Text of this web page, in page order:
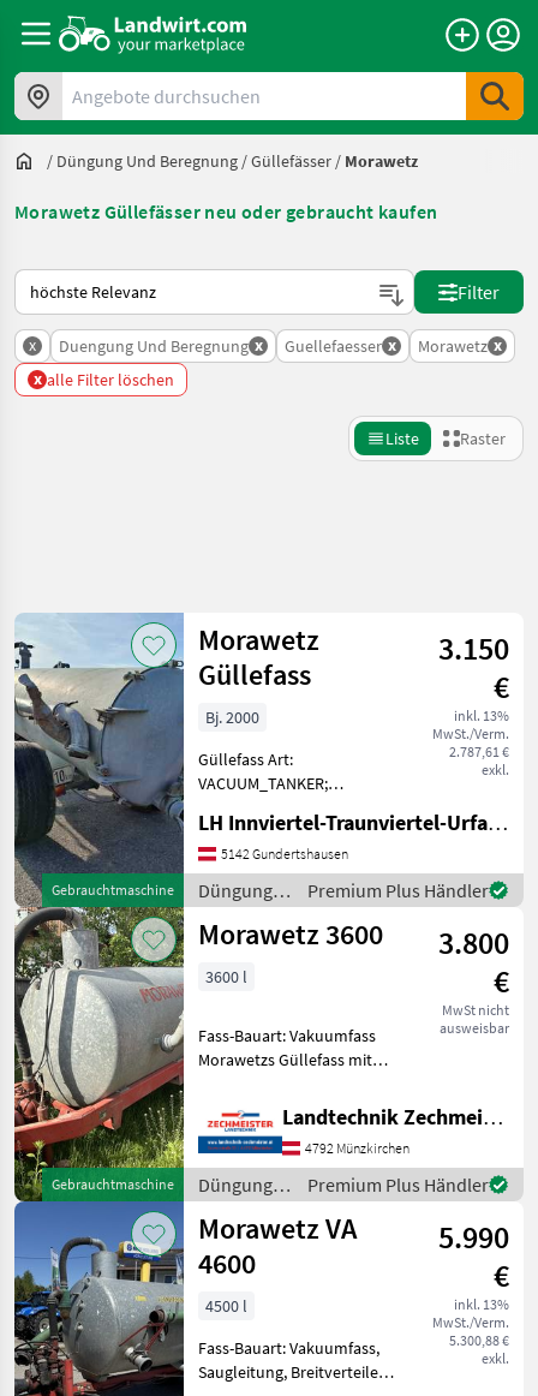
Angebote durchsuchen
/ Düngung Und Beregnung /Güllefässer / Morawetz
Morawetz Güllefässer neu oder gebraucht kaufen
So wird auf Landwirt.com sortiert
Filter
x Duengung Und Beregnung x Guellefaesser x Morawetz x
x alle Filter löschen
Liste Raster
Kategorie 4 Land Filter
AKTUELLER
PFAD
Landtechnik
Duengung
Und
Beregnung
Guellefaesser
Morawetz
KATEGORIE
WÄHLEN
Morawetz
Vakutec
Fliegl
Fuchs
Bauer
Joskin
Alle 51
anzeigen
Zurücksetzen
4
Ergebnisse
anzeigen
Gebrauchtmaschine
Morawetz
Güllefass
3.150
€
inkl. 13%
MwSt./Verm.
2.787,61 €
exkl.
Bj. 2000
Güllefass Art:
VACUUM_TANKER;
Gebrauchtmaschine;
Tankinhalt (Liter): 5000;
Weitere
Maschinenmerkmale:
Standort Gundertshausen
Saugarm hydraulisch Ve
LH Innviertel-Traunviertel-Urfahr eGen, Gundertshausen
5142 Gundertshausen
Düngung
und
Beregnung
Premium Plus Händler
Gebrauchtmaschine
Morawetz 3600
3.800
€
MwSt nicht
ausweisbar
3600 l
Fass-Bauart: Vakuumfass
Morawetzs Güllefass mit
Düngung und Beregnung
Güllefässer
Landtechnik Zechmeister GmbH & Co KG
4792 Münzkirchen
Düngung
und
Beregnung
/ Morawetz
Premium Plus Händler
Morawetz VA
4600
5.990
€
inkl. 13%
MwSt./Verm.
5.300,88 €
exkl.
4500 l
Fass-Bauart: Vakuumfass,
Saugleitung, Breitverteiler •